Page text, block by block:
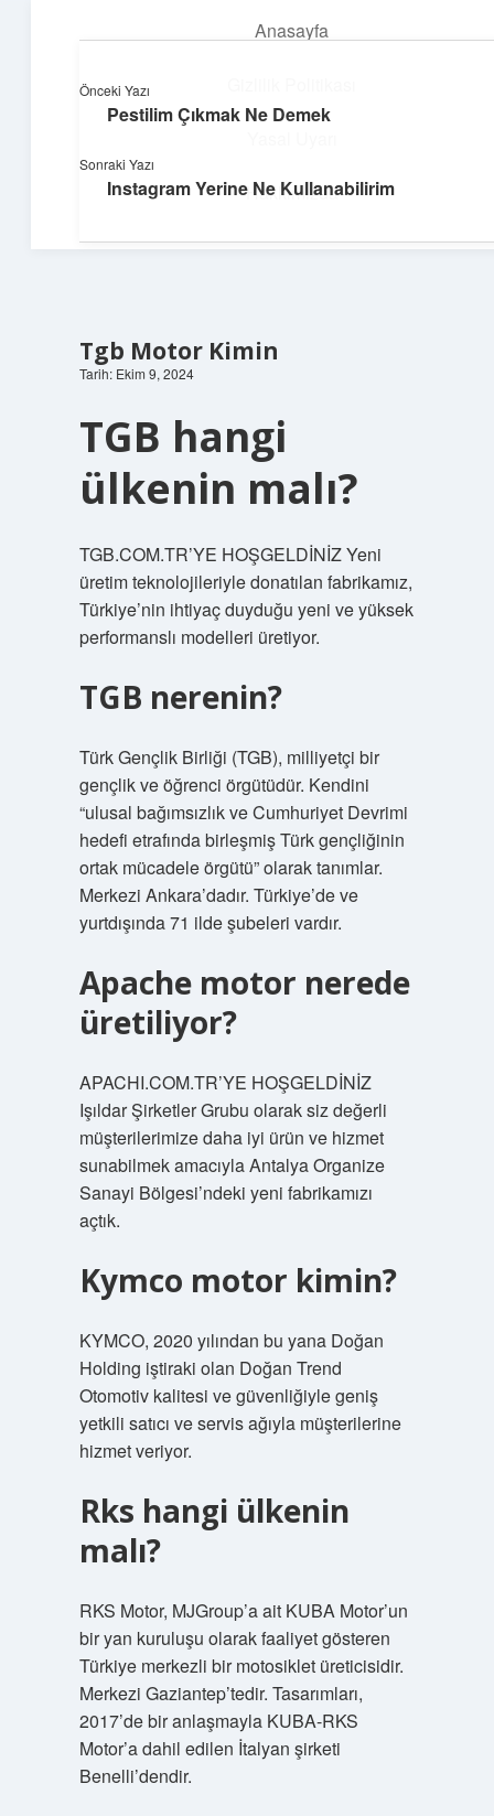
Anasayfa
Hakkımızda
Hızlı Baskı Tüyoları
Yaratıcı fikirlerle projelerini canlandır!
Tgb Motor Kimin
Tarih: Ekim 9, 2024
TGB hangi
ülkenin malı?
TGB.COM.TR’YE HOŞGELDİNİZ Yeni
üretim teknolojileriyle donatılan fabrikamız,
Türkiye’nin ihtiyaç duyduğu yeni ve yüksek
performanslı modelleri üretiyor.
TGB nerenin?
Türk Gençlik Birliği (TGB), milliyetçi bir
gençlik ve öğrenci örgütüdür. Kendini
“ulusal bağımsızlık ve Cumhuriyet Devrimi
hedefi etrafında birleşmiş Türk gençliğinin
ortak mücadele örgütü” olarak tanımlar.
Merkezi Ankara’dadır. Türkiye’de ve
yurtdışında 71 ilde şubeleri vardır.
Apache motor nerede
üretiliyor?
APACHI.COM.TR’YE HOŞGELDİNİZ
Işıldar Şirketler Grubu olarak siz değerli
müşterilerimize daha iyi ürün ve hizmet
sunabilmek amacıyla Antalya Organize
Sanayi Bölgesi’ndeki yeni fabrikamızı
açtık.
Kymco motor kimin?
KYMCO, 2020 yılından bu yana Doğan
Holding iştiraki olan Doğan Trend
Otomotiv kalitesi ve güvenliğiyle geniş
yetkili satıcı ve servis ağıyla müşterilerine
hizmet veriyor.
Rks hangi ülkenin
malı?
RKS Motor, MJGroup’a ait KUBA Motor’un
bir yan kuruluşu olarak faaliyet gösteren
Türkiye merkezli bir motosiklet üreticisidir.
Merkezi Gaziantep’tedir. Tasarımları,
2017’de bir anlaşmayla KUBA-RKS
Motor’a dahil edilen İtalyan şirketi
Benelli’dendir.
Önceki Yazı
Pestilim Çıkmak Ne Demek
Sonraki Yazı
Instagram Yerine Ne Kullanabilirim